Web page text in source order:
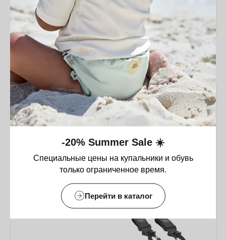
Сумка Lässig GRE Everyday
46 990
-20% Summer Sale ☀️
Специальные цены на купальники и обувь
только ограниченное время.
Перейти в каталог